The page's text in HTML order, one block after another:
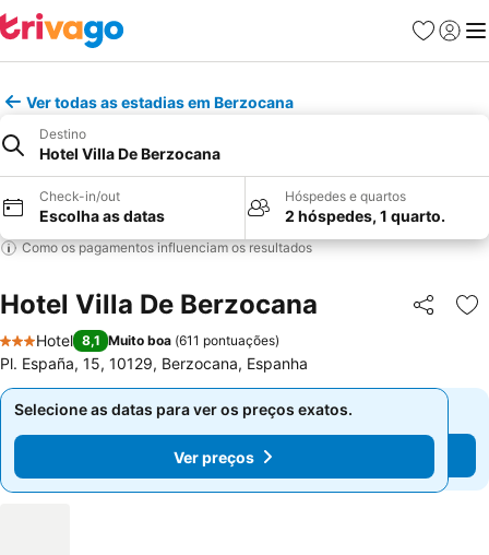
Favoritos
Iniciar
Ver todas as estadias em Berzocana
Destino
Hotel Villa De Berzocana
Check-in/out
Escolha as datas
Hóspedes e quartos
2 hóspedes, 1 quarto.
Como os pagamentos influenciam os resultados
Hotel Villa De Berzocana Partilhar
3 Estrelas
Hotel 8,1 Muito boa (611 pontuações)
Pl. España, 15, 10129, Berzocana, Espanha
Selecione as datas para ver os preços exatos.
Ver preços
Selecione as datas para ver os preços exatos.
Ver preços